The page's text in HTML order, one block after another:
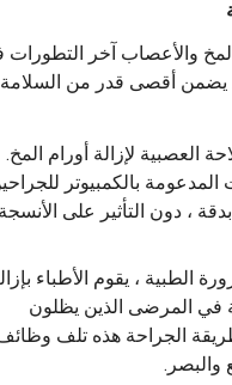
والأعصاب آخر التطورات
يضمن أقصى قدر من السلامة
العصبية لإزالة أورام المخ.
المدعومة بالكمبيوتر
بدقة ، دون التأثير على الأنسجة
الطبية ، يقوم الأطباء
في المرضى الذين يظلون
الجراحة هذه تلف
والبصر.